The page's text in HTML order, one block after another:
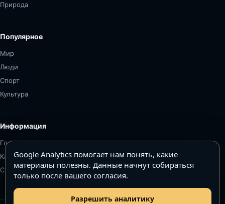
Природа
Популярное
Мир
Люди
Спорт
Культура
Информация
Главная
Карта сайта
Связаться
Google Analytics помогает нам понять, какие
материалы полезны. Данные начнут собираться
только после вашего согласия.
Разрешить аналитику